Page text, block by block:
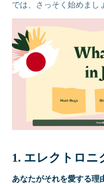
では、さっそく始めまし
1. エレクトロニ
あなたがそれを愛する理